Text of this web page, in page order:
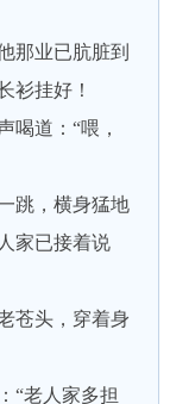
业已肮脏到
衫挂好！
道：“喂，
跳，横身猛地
家已接着说
苍头，穿着身
老人家多担